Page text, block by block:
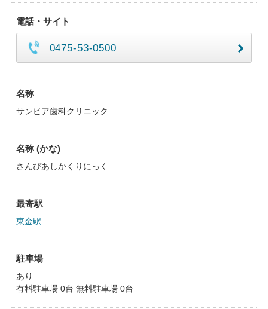
電話・サイト
0475-53-0500
名称
サンピア歯科クリニック
名称 (かな)
さんぴあしかくりにっく
最寄駅
東金駅
駐車場
あり
有料駐車場 0台 無料駐車場 0台